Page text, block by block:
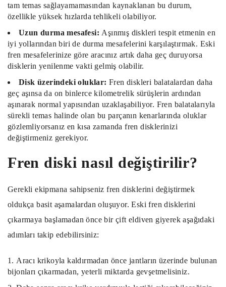
tam temas sağlayamamasından kaynaklanan bu durum,
özellikle yüksek hızlarda tehlikeli olabiliyor.
Uzun durma mesafesi: Aşınmış diskleri tespit etmenin en
iyi yollarından biri de durma mesafelerini karşılaştırmak. Eski
fren mesafelerinize göre aracınız artık daha geç duruyorsa
disklerin yenilenme vakti gelmiş olabilir.
Disk üzerindeki oluklar: Fren diskleri balatalardan daha
geç aşınsa da on binlerce kilometrelik sürüşlerin ardından
aşınarak normal yapısından uzaklaşabiliyor. Fren balatalarıyla
sürekli temas halinde olan bu parçanın kenarlarında oluklar
gözlemliyorsanız en kısa zamanda fren disklerinizi
değiştirmeniz gerekiyor.
Fren diski nasıl değiştirilir?
Gerekli ekipmana sahipseniz fren disklerini değiştirmek
oldukça basit aşamalardan oluşuyor. Eski fren disklerini
çıkarmaya başlamadan önce bir çift eldiven giyerek aşağıdaki
adımları takip edebilirsiniz:
Aracı krikoyla kaldırmadan önce jantların üzerinde bulunan
bijonları çıkarmadan, yeterli miktarda gevşetmelisiniz.